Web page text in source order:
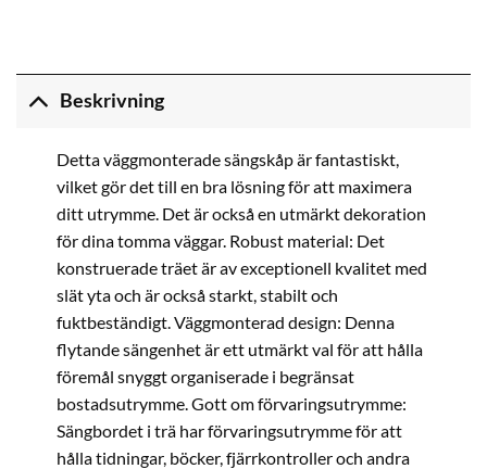
Beskrivning
Detta väggmonterade sängskåp är fantastiskt,
vilket gör det till en bra lösning för att maximera
ditt utrymme. Det är också en utmärkt dekoration
för dina tomma väggar. Robust material: Det
konstruerade träet är av exceptionell kvalitet med
slät yta och är också starkt, stabilt och
fuktbeständigt. Väggmonterad design: Denna
flytande sängenhet är ett utmärkt val för att hålla
föremål snyggt organiserade i begränsat
bostadsutrymme. Gott om förvaringsutrymme:
Sängbordet i trä har förvaringsutrymme för att
hålla tidningar, böcker, fjärrkontroller och andra